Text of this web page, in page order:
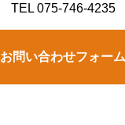
TEL 075-746-4235
お問い合わせフォーム